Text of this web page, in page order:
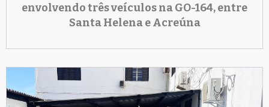
envolvendo três veículos na GO-164, entre
Santa Helena e Acreúna